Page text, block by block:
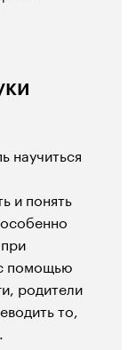
научиться
и понять
помощью
родители
то,